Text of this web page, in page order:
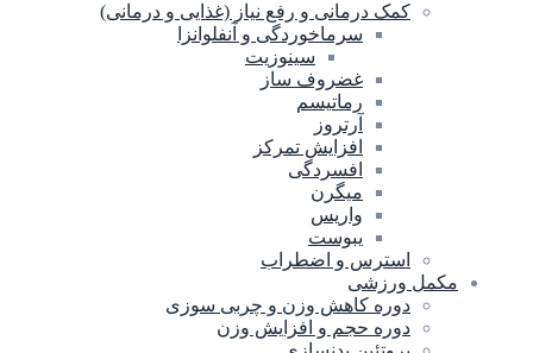
کمک درمانی و رفع نیاز (غذایی و درمانی)
سرماخوردگی و آنفلوانزا
سینوزیت
غضروف ساز
رماتیسم
آرتروز
افزایش تمرکز
افسردگی
میگرن
واریس
یبوست
استرس و اضطراب
مکمل ورزشی
دوره کاهش وزن و چربی سوزی
دوره حجم و افزایش وزن